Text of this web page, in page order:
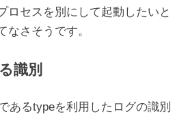
ロセスを別にして起動したいと
なさそうです。
識別
あるtypeを利用したログの識別